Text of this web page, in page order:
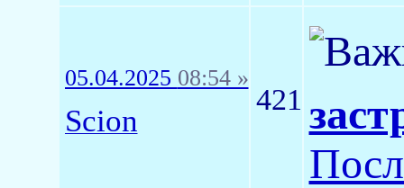
05.04.2025 08:54 »
Scion
421